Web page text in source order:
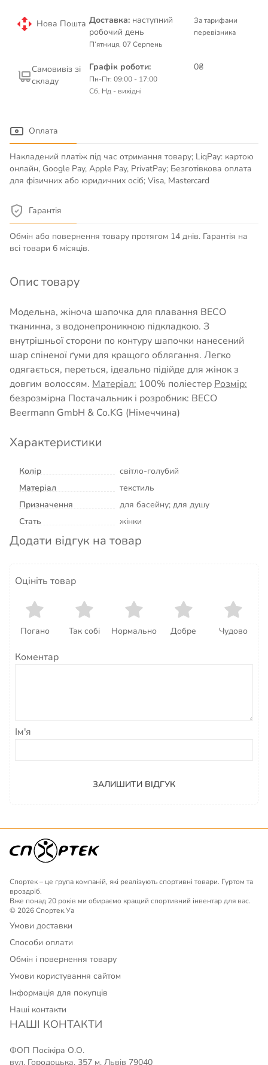
Нова Пошта Доставка: наступний
робочий день
П’ятниця, 07 Серпень
За тарифами
перевізника
Самовивіз зі
складу
Графік роботи:
Пн-Пт: 09:00 - 17:00
Сб, Нд - вихідні
0₴
Оплата
Накладений платіж під час отримання товару; LiqPay: картою
онлайн, Google Pay, Apple Pay, PrivatPay; Безготівкова оплата
для фізичних або юридичних осіб; Visa, Mastercard
Гарантія
Обмін або повернення товару протягом 14 днів. Гарантія на
всі товари 6 місяців.
Опис товару
Модельна, жіноча шапочка для плавання BECO
тканинна, з водонепроникною підкладкою. З
внутрішньої сторони по контуру шапочки нанесений
шар спіненої ґуми для кращого облягання. Легко
одягається, переться, ідеально підійде для жінок з
довгим волоссям. Матеріал: 100% поліестер Розмір:
безрозмірна Постачальник і розробник: BECO
Beermann GmbH & Co.KG (Німеччина)
Характеристики
Колір
світло-голубий
Матеріал
текстиль
Призначення
для басейну; для душу
Стать
жінки
Додати відгук на товар
Оцініть товар
Погано Так собі Нормально Добре Чудово
Коментар
Ім'я
ЗАЛИШИТИ ВІДГУК
Спортек – це група компаній, які реалізують спортивні товари. Гуртом та
вроздріб.
Вже понад 20 років ми обираємо кращий спортивний інвентар для вас.
© 2026 Спортек.Уа
Умови доставки
Способи оплати
Обмін і повернення товару
Умови користування сайтом
Інформація для покупців
Наші контакти
НАШІ КОНТАКТИ
ФОП Посікіра О.О.
вул. Городоцька, 357 м. Львів 79040